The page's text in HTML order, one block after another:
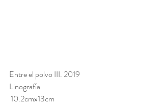
Entre el polvo III. 2019
Linografía
10.2cmx13cm